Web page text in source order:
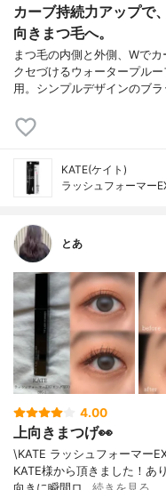
カーブ持続力アップで
向きまつ毛へ。
まつ毛の内側と外側、Wで
クセづけるウォータープル
用。シンプルデザインのブ
KATE(ケイト)
ラッシュフォーマー
とあ
4.00
上向きまつげ👀
\KATE ラッシュフォーマー
KATE様から頂きました！あ